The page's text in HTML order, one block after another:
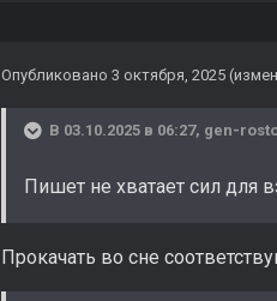
Опубликовано 3 октября, 2025
В 03.10.2025 в 06:27, gen-
Пишет не хватает сил для
Прокачать во сне